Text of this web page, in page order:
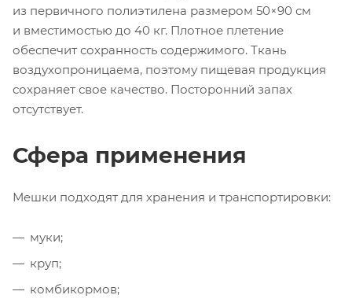
из первичного полиэтилена размером 50×90 см
и вместимостью до 40 кг. Плотное плетение
обеспечит сохранность содержимого. Ткань
воздухопроницаема, поэтому пищевая продукция
сохраняет свое качество. Посторонний запах
отсутствует.
Сфера применения
Мешки подходят для хранения и транспортировки:
муки;
круп;
комбикормов;